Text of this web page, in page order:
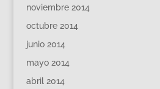
noviembre 2014
octubre 2014
junio 2014
mayo 2014
abril 2014